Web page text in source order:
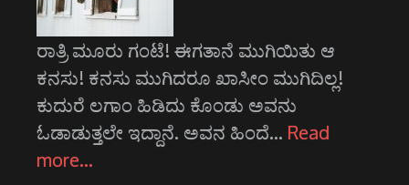
ರಾತ್ರಿ ಮೂರು ಗಂಟೆ! ಈಗತಾನೆ ಮುಗಿಯಿತು ಆ
ಕನಸು! ಕನಸು ಮುಗಿದರೂ ಖಾಸೀಂ ಮುಗಿದಿಲ್ಲ!
ಕುದುರೆ ಲಗಾಂ ಹಿಡಿದು ಕೊಂಡು ಅವನು
ಓಡಾಡುತ್ತಲೇ ಇದ್ದಾನೆ. ಅವನ ಹಿಂದೆ… Read
more…